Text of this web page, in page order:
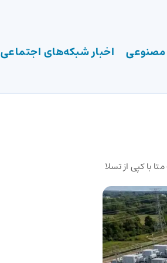
اخبار شبکه‌های اجتماعی
با کپی از تسلا